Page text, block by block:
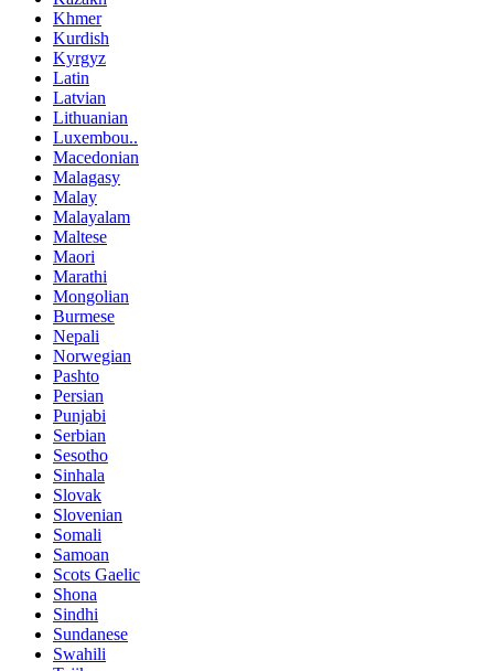
Khmer
Kurdish
Kyrgyz
Latin
Latvian
Lithuanian
Luxembou..
Macedonian
Malagasy
Malay
Malayalam
Maltese
Maori
Marathi
Mongolian
Burmese
Nepali
Norwegian
Pashto
Persian
Punjabi
Serbian
Sesotho
Sinhala
Slovak
Slovenian
Somali
Samoan
Scots Gaelic
Shona
Sindhi
Sundanese
Swahili